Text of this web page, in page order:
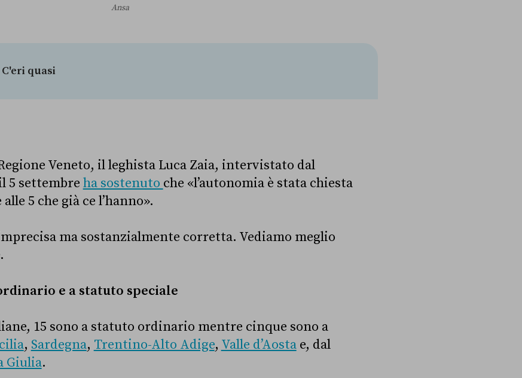
Ansa
C'eri quasi
Veneto, il leghista Luca Zaia, intervistato dal
5 settembre ha sostenuto che «l’autonomia è stata chiesta
5 che già ce l’hanno».
ma sostanzialmente corretta. Vediamo meglio
e a statuto speciale
15 sono a statuto ordinario mentre cinque sono a
, Sardegna, Trentino-Alto Adige, Valle d’Aostae, dal
Giulia.